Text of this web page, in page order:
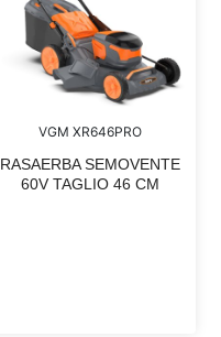
VGM XR646PRO
RASAERBA SEMOVENTE
60V TAGLIO 46 CM